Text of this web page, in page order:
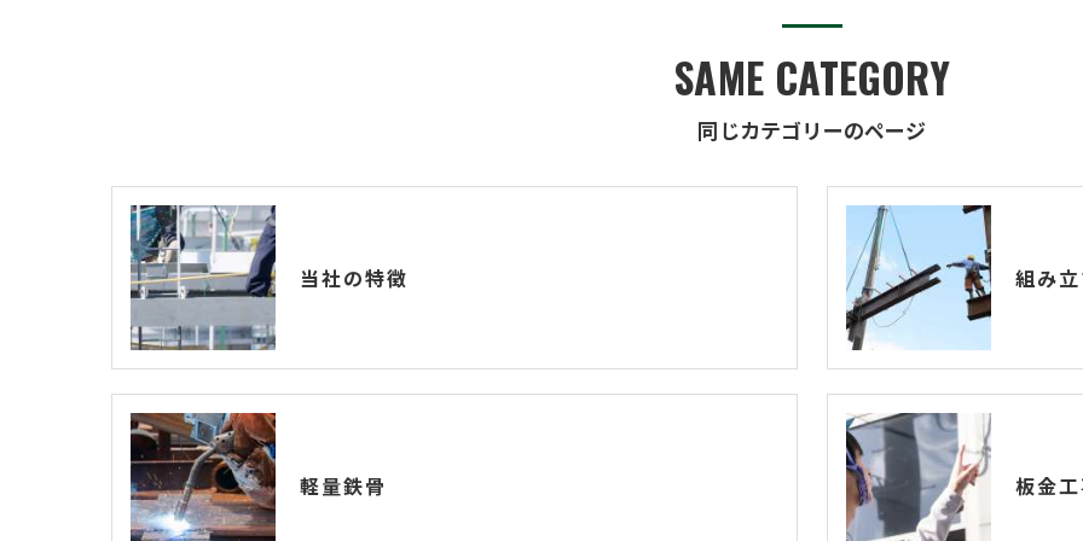
同じカテゴリーのページ
SAME CATEGORY
当社の特徴 組み
軽量鉄骨 板金